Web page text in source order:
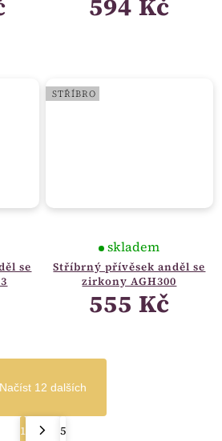
594 Kč
se
STŘÍBRO
Stříbrný přívěsek anděl se
zirkony AGH300
skladem
555 Kč
Načíst 12 dalších
1
5